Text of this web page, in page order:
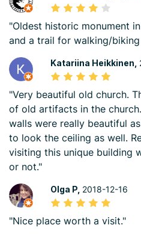
"Oldest historic monument
and a trail for walking/
Katariina Heikkinen,
"Very beautiful old church.
of old artifacts in the
walls were really beautiful
to look the ceiling as well.
visiting this unique building
or not."
Olga P, 2018-12-16
"Nice place worth a visit."